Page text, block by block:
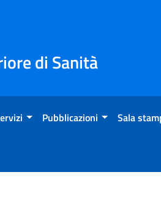
di Sanità
Pubblicazioni Sala